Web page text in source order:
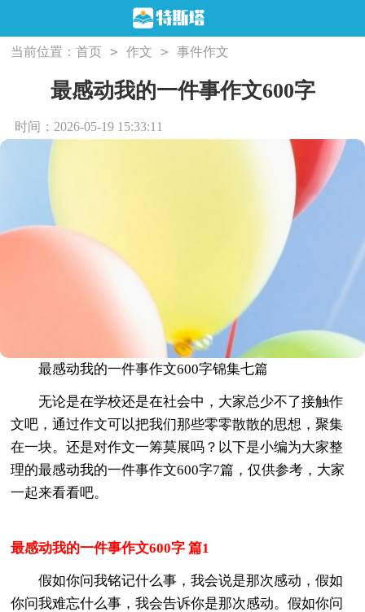
当前位置：首页 > 作文 > 事件作文
最感动我的一件事作文600字
时间：2026-05-19 15:33:11
最感动我的一件事作文600字锦集七篇
无论是在学校还是在社会中，大家总少不了接触作
文吧，通过作文可以把我们那些零零散散的思想，聚集
在一块。还是对作文一筹莫展吗？以下是小编为大家整
理的最感动我的一件事作文600字7篇，仅供参考，大家
一起来看看吧。
最感动我的一件事作文600字 篇1
假如你问我铭记什么事，我会说是那次感动，假如
你问我难忘什么事，我会告诉你是那次感动。假如你问